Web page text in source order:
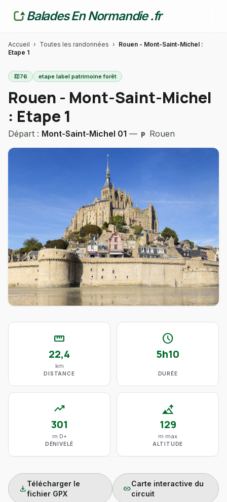
Balades En Normandie .fr
Accueil › Toutes les randonnées › Rouen - Mont-Saint-Michel :
Etape 1
map76 etape label patrimoine forêt
Rouen - Mont-Saint-Michel
: Etape 1
Départ : Mont-Saint-Michel 01 — local_parking Rouen
straighten
22,4
km
DISTANCE
schedule
5h10
DURÉE
trending_up
301
m D+
DÉNIVELÉ
altitude
129
m max
ALTITUDE
download
Télécharger le
fichier GPX
link
Carte interactive du
circuit